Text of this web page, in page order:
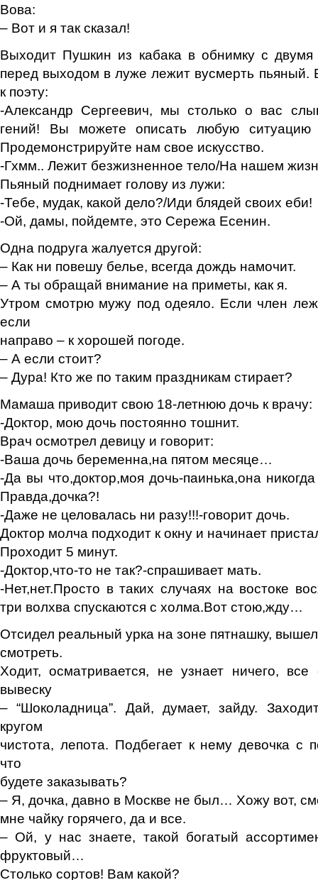
Вова:
– Вот и я так сказал!
Выходит Пушкин из кабака в обнимку с
перед выходом в луже лежит вусмерть
к поэту:
-Александр Сергеевич, мы столько о вас
гений! Вы можете описать любую ситуацию
Продемонстрируйте нам свое искусство.
-Гхмм.. Лежит безжизненное тело/На нашем
Пьяный поднимает голову из лужи:
-Тебе, мудак, какой дело?/Иди блядей своих еби!
-Ой, дамы, пойдемте, это Сережа Есенин.
Одна подруга жалуется другой:
– Как ни повешу белье, всегда дождь намочит.
– А ты обращай внимание на приметы, как я.
Утром смотрю мужу под одеяло. Если член
если
направо – к хорошей погоде.
– А если стоит?
– Дура! Кто же по таким праздникам стирает?
Мамаша приводит свою 18-летнюю дочь к врачу:
-Доктор, мою дочь постоянно тошнит.
Врач осмотрел девицу и говорит:
-Ваша дочь беременна,на пятом месяце…
-Да вы что,доктор,моя дочь-паинька,она
Правда,дочка?!
-Даже не целовалась ни разу!!!-говорит дочь.
Доктор молча подходит к окну и начинает
Проходит 5 минут.
-Доктор,что-то не так?-спрашивает мать.
-Нет,нет.Просто в таких случаях на востоке
три волхва спускаются с холма.Вот стою,жду…
Отсидел реальный урка на зоне пятнашку,
смотреть.
Ходит, осматривается, не узнает ничего,
вывеску
– “Шоколадница”. Дай, думает, зайду.
кругом
чистота, лепота. Подбегает к нему девочка с
что
будете заказывать?
– Я, дочка, давно в Москве не был… Хожу вот,
мне чайку горячего, да и все.
– Ой, у нас знаете, такой богатый
фруктовый…
Столько сортов! Вам какой?